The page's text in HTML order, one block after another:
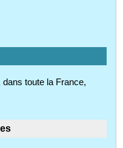
toute la France,